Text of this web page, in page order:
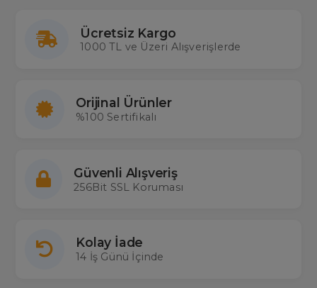
Ücretsiz Kargo
1000 TL ve Üzeri Alışverişlerde
Orijinal Ürünler
%100 Sertifikalı
Güvenli Alışveriş
256Bit SSL Koruması
Kolay İade
14 İş Günü İçinde